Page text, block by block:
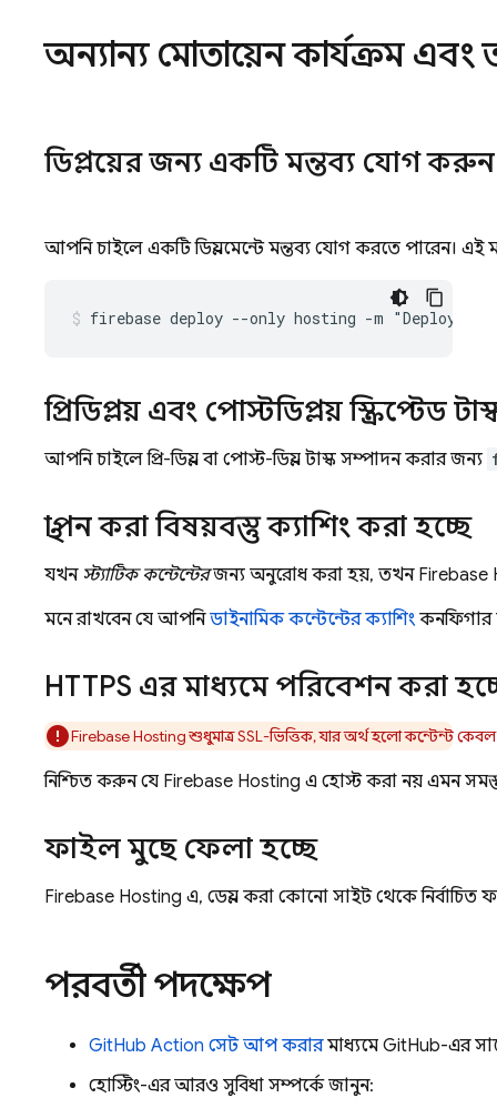
অন্যান্য মোতায়েন কার্যক্রম এবং
ডিপ্লয়ের জন্য একটি মন্তব্য যোগ করুন
আপনি চাইলে একটি ডিপ্লয়মেন্টে মন্তব্য যোগ করতে পারেন। এই
firebase deploy --only hosting -m "Deploying
প্রিডিপ্লয় এবং পোস্টডিপ্লয় স্ক্রিপ্টেড
আপনি চাইলে প্রি-ডিপ্লয় বা পোস্ট-ডিপ্লয় টাস্ক সম্পাদন করার জন্য
স্থাপন করা বিষয়বস্তু ক্যাশিং করা হচ্ছে
যখন স্ট্যাটিক কন্টেন্টেরজন্য অনুরোধ করা হয়, তখন Firebase
মনে রাখবেন যে আপনিডাইনামিক কন্টেন্টের ক্যাশিং কনফিগার
HTTPS এর মাধ্যমে পরিবেশন করা
Firebase Hostingশুধুমাত্র SSL-ভিত্তিক, যার অর্থ হলো কন্টেন্ট
নিশ্চিত করুন যে Firebase Hosting এ হোস্ট করা নয় এমন সমস্ত
ফাইল মুছে ফেলা হচ্ছে
Firebase Hosting এ, ডেপ্লয় করা কোনো সাইট থেকে
পরবর্তী পদক্ষেপ
GitHub Action সেট আপ করারমাধ্যমে GitHub-এর
হোস্টিং-এর আরও সুবিধা সম্পর্কে জানুন: